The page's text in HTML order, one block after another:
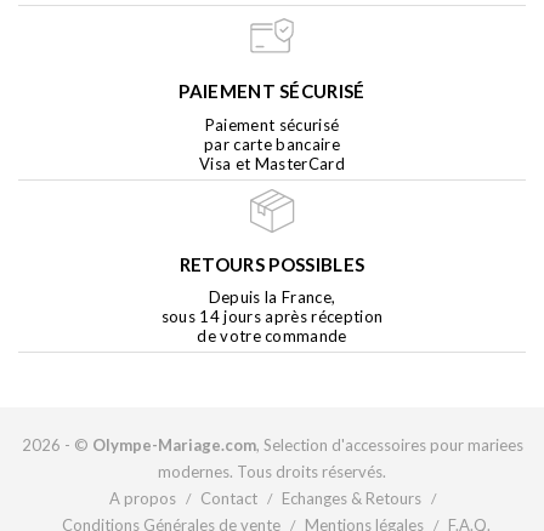
PAIEMENT SÉCURISÉ
Paiement sécurisé
par carte bancaire
Visa et MasterCard
RETOURS POSSIBLES
Depuis la France,
sous 14 jours après réception
de votre commande
2026 - © Olympe-Mariage.com, Selection d'accessoires pour mariees
modernes. Tous droits réservés.
A propos / Contact / Echanges & Retours /
Conditions Générales de vente / Mentions légales / F.A.Q.